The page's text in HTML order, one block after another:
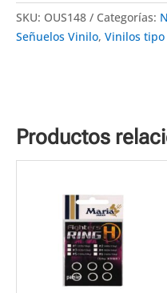
SKU: OUS148 Categorías:
Señuelos Vinilo, Vinilos tipo
Productos